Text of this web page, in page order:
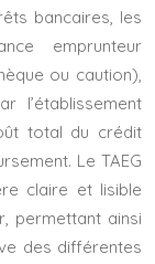
bancaires, les
emprunteur
ou caution),
l’établissement
total du crédit
Le TAEG
claire et lisible
permettant ainsi
des différentes